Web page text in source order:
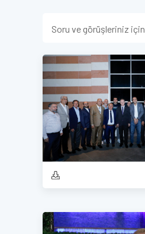
Soru ve görüşleriniz için